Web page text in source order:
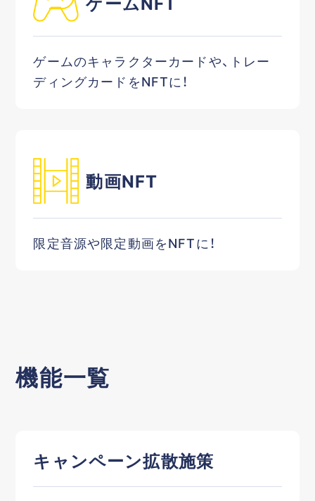
ゲームのキャラクターカードや、トレー
ディングカードをNFTに！
動画NFT
限定音源や限定動画をNFTに！
機能一覧
キャンペーン拡散施策